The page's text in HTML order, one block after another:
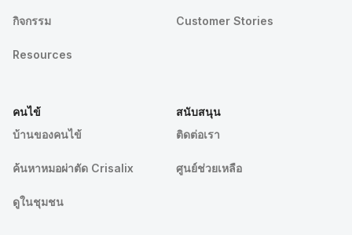
กิจกรรม
Resources
Customer Stories
คนไข้
บ้านของคนไข้
ค้นหาหมอผ่าตัด Crisalix
ดูในชุมชน
สนับสนุน
ติดต่อเรา
ศูนย์ช่วยเหลือ